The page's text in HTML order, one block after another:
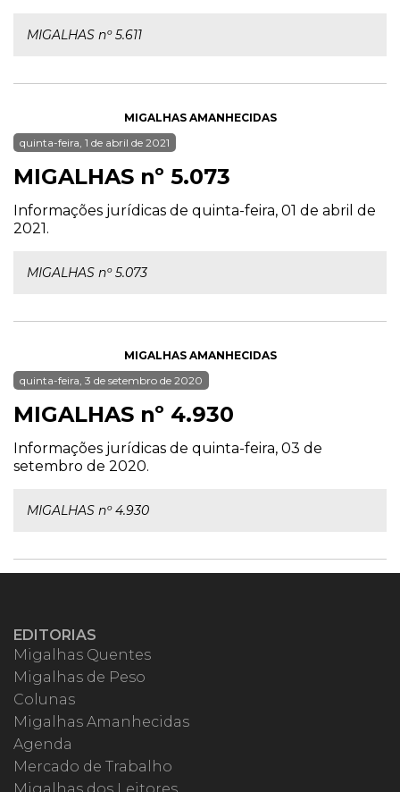
MIGALHAS nº 5.611
MIGALHAS AMANHECIDAS
quinta-feira, 1 de abril de 2021
MIGALHAS nº 5.073
Informações jurídicas de quinta-feira, 01 de abril de
2021.
MIGALHAS nº 5.073
MIGALHAS AMANHECIDAS
quinta-feira, 3 de setembro de 2020
MIGALHAS nº 4.930
Informações jurídicas de quinta-feira, 03 de
setembro de 2020.
MIGALHAS nº 4.930
EDITORIAS
Migalhas Quentes
Migalhas de Peso
Colunas
Migalhas Amanhecidas
Agenda
Mercado de Trabalho